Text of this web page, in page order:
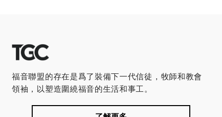
福音聯盟的存在是爲了裝備下一代信徒，牧師和教會
領袖，以塑造圍繞福音的生活和事工。